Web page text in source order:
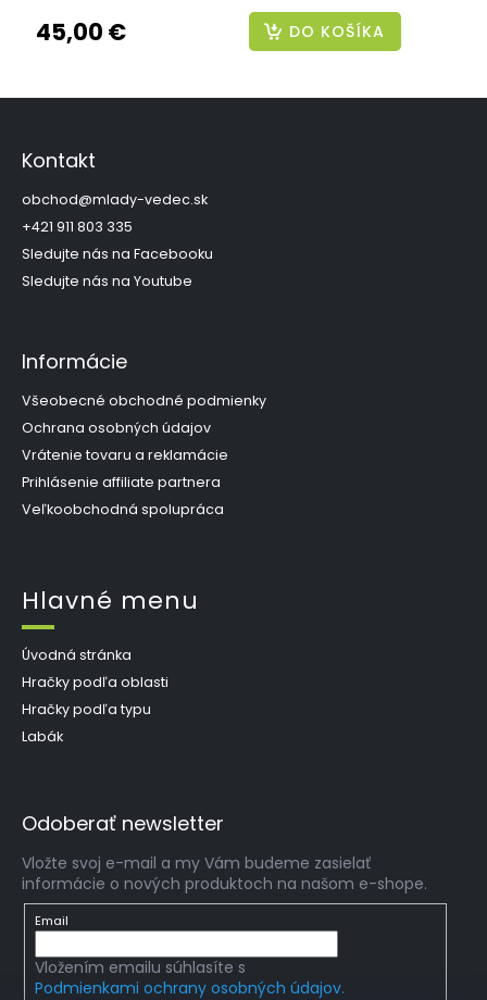
45,00 € DO KOŠÍKA
Kontakt
obchod@mlady-vedec.sk
+421 911 803 335
Sledujte nás na Facebooku
Sledujte nás na Youtube
Informácie
Všeobecné obchodné podmienky
Ochrana osobných údajov
Vrátenie tovaru a reklamácie
Prihlásenie affiliate partnera
Veľkoobchodná spolupráca
Hlavné menu
Úvodná stránka
Hračky podľa oblasti
Hračky podľa typu
Labák
Odoberať newsletter
Vložte svoj e-mail a my Vám budeme zasielať
informácie o nových produktoch na našom e-shope.
Email
Vložením emailu súhlasíte s
Podmienkami ochrany osobných údajov.